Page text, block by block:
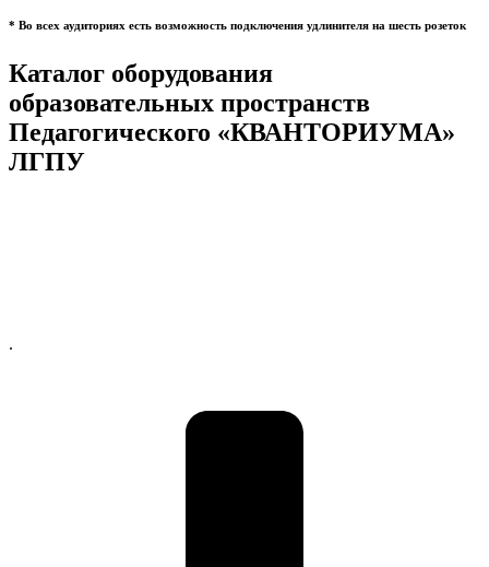
* Во всех аудиториях есть возможность подключения удлинителя на шесть розеток
Каталог оборудования
образовательных пространств
Педагогического «КВАНТОРИУМА»
ЛГПУ
.